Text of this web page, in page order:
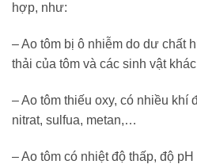
hợp, như:
– Ao tôm bị ô nhiễm do dư chất
thải của tôm và các sinh vật
– Ao tôm thiếu oxy, có nhiều khí
nitrat, sulfua, metan,…
– Ao tôm có nhiệt độ thấp, độ